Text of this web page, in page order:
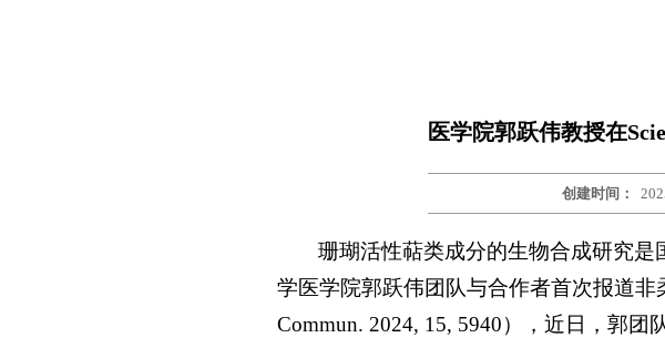
医学院郭跃伟教授在
创建时间：
珊瑚活性萜类成分的生物合成研究
学医学院郭跃伟团队与合作者首次报道非
Commun. 2024, 15, 5940），近日，郭